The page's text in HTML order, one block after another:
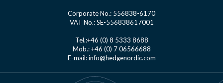
Corporate No.: 556838-6170
VAT No.: SE-556838617001
Tel.:+46 (0) 8 5333 8688
Mob.: +46 (0) 7 06566688
E-mail: info@hedgenordic.com